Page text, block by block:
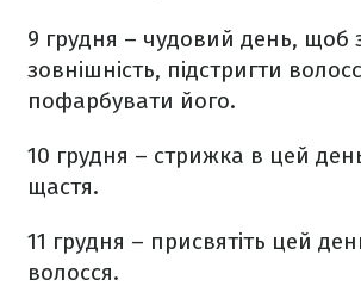
9 грудня – чудовий день, щоб
зовнішність, підстригти
пофарбувати його.
10 грудня – стрижка в цей
щастя.
11 грудня – присвятіть цей
волосся.